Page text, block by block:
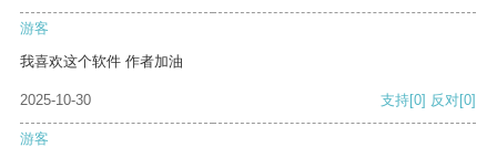
游客
我喜欢这个软件 作者加油
2025-10-30 支持[0] 反对[0]
游客